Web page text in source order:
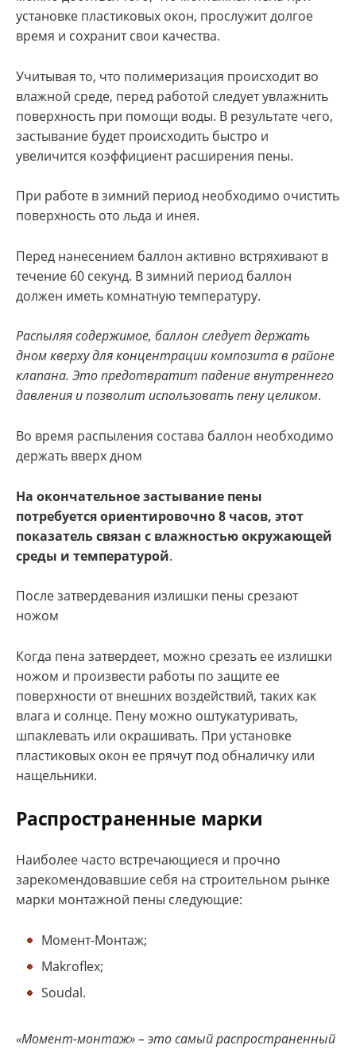
установке пластиковых окон, прослужит долгое
время и сохранит свои качества.
Учитывая то, что полимеризация происходит во
влажной среде, перед работой следует увлажнить
поверхность при помощи воды. В результате чего,
застывание будет происходить быстро и
увеличится коэффициент расширения пены.
При работе в зимний период необходимо очистить
поверхность ото льда и инея.
Перед нанесением баллон активно встряхивают в
течение 60 секунд. В зимний период баллон
должен иметь комнатную температуру.
Распыляя содержимое, баллон следует держать
дном кверху для концентрации композита в районе
клапана. Это предотвратит падение внутреннего
давления и позволит использовать пену целиком.
Во время распыления состава баллон необходимо
держать вверх дном
На окончательное застывание пены
потребуется ориентировочно 8 часов, этот
показатель связан с влажностью окружающей
среды и температурой.
После затвердевания излишки пены срезают
ножом
Когда пена затвердеет, можно срезать ее излишки
ножом и произвести работы по защите ее
поверхности от внешних воздействий, таких как
влага и солнце. Пену можно оштукатуривать,
шпаклевать или окрашивать. При установке
пластиковых окон ее прячут под обналичку или
нащельники.
Распространенные марки
Наиболее часто встречающиеся и прочно
зарекомендовавшие себя на строительном рынке
марки монтажной пены следующие:
Момент-Монтаж;
Makroflex;
Soudal.
«Момент-монтаж» – это самый распространенный